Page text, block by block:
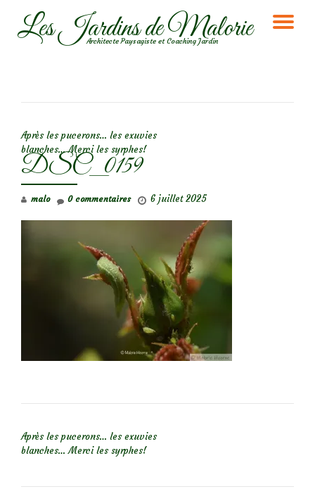
AllerLes Jardins de Malorie
Architecte Paysagiste et Coaching Jardin
Après les pucerons… les exuvies
blanches… Merci les syrphes!
DSC_0159
malo 6 juillet 2025
0 commentaires
Après les pucerons… les exuvies
blanches… Merci les syrphes!